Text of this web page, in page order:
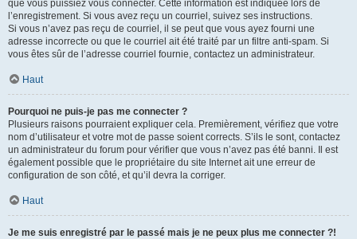
que vous puissiez vous connecter. Cette information est indiquée lors de
l’enregistrement. Si vous avez reçu un courriel, suivez ses instructions.
Si vous n’avez pas reçu de courriel, il se peut que vous ayez fourni une
adresse incorrecte ou que le courriel ait été traité par un filtre anti-spam. Si
vous êtes sûr de l’adresse courriel fournie, contactez un administrateur.
Haut
Pourquoi ne puis-je pas me connecter ?
Plusieurs raisons pourraient expliquer cela. Premièrement, vérifiez que votre
nom d’utilisateur et votre mot de passe soient corrects. S’ils le sont, contactez
un administrateur du forum pour vérifier que vous n’avez pas été banni. Il est
également possible que le propriétaire du site Internet ait une erreur de
configuration de son côté, et qu’il devra la corriger.
Haut
Je me suis enregistré par le passé mais je ne peux plus me connecter ?!